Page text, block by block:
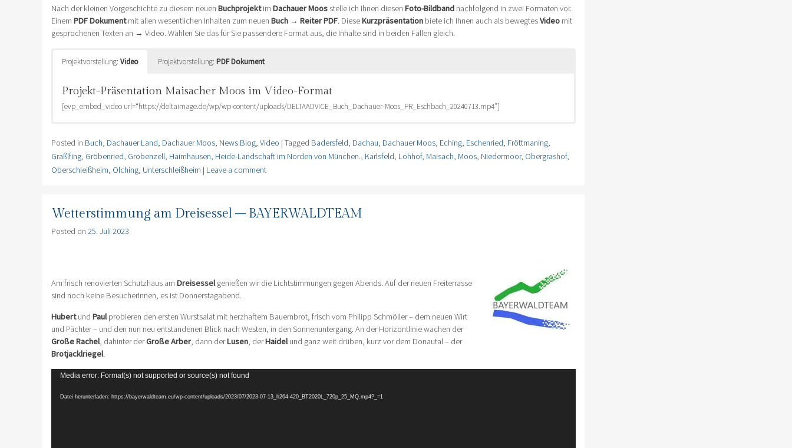
Nach der kleinen Vorgeschichte zu diesem neuen Buchprojektim Dachauer Moos stelle ich Ihnen diesen Foto-Bildband nachfolgend in zwei Formaten vor.
Einem PDF Dokumentmit allen wesentlichen Inhalten zum neuen Buch → Reiter PDF. DieseKurzpräsentation biete ich Ihnen auch als bewegtesVideo mit
gesprochenen Texten an → Video. Wählen Sie das für Sie passendere Format aus, die Inhalte sind in beiden Fällen gleich.
Projektvorstellung: Video Projektvorstellung: PDF Dokument
Projekt-Präsentation Maisacher Moos im Video-Format
[evp_embed_video url=“https://deltaimage.de/wp/wp-content/uploads/DELTAADVICE_Buch_Dachauer-Moos_PR_Eschbach_20240713.mp4″]
Missing PDF "https://deltaimage.de/wp/wp-content/uploads/DELTAADVICE_Buch_Dachauer-Moos_PR_Eschbach_20240713.pdf".
Posted in Buch, Dachauer Land, Dachauer Moos, News Blog, Video | Tagged Badersfeld, Dachau, Dachauer Moos, Eching, Eschenried, Fröttmaning,
Graßlfing, Gröbenried, Gröbenzell, Haimhausen, Heide-Landschaft im Norden von München., Karlsfeld, Lohhof, Maisach, Moos, Niedermoor, Obergrashof,
Oberschleißheim, Olching, Unterschleißheim | Leave a comment
Wetterstimmung am Dreisessel – BAYERWALDTEAM
Posted on 25. Juli 2023
Am frisch renovierten Schutzhaus am Dreisesselgenießen wir die Lichtstimmungen gegen Abends. Auf der neuen Freiterrasse
sind noch keine BesucherInnen, es ist Donnerstagabend.
Hubertund Paulprobieren den ersten Wurstsalat mit herzhaftem Bauernbrot, frisch vom Philipp Schmöller – dem neuen Wirt
und Pächter – und den nun neu entstandenen Blick nach Westen, in den Sonnenuntergang. An der Horizontlinie wachen der
Große Rachel, dahinter derGroße Arber, dann derLusen, derHaidelund ganz weit drüben, kurz vor dem Donautal – der
Brotjacklriegel.
Video-
Media error: Format(s) not supported or source(s) not found
Datei herunterladen: https://bayerwaldteam.eu/wp-content/uploads/2023/07/2023-07-13_h264-420_BT2020L_720p_25_MQ.mp4?_=1